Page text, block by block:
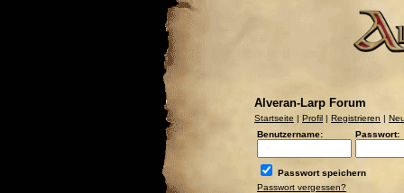
Alveran-Larp Forum
Startseite | Profil | Registrieren |
Benutzername:
Passwort:
Passwort speichern
Passwort vergessen?